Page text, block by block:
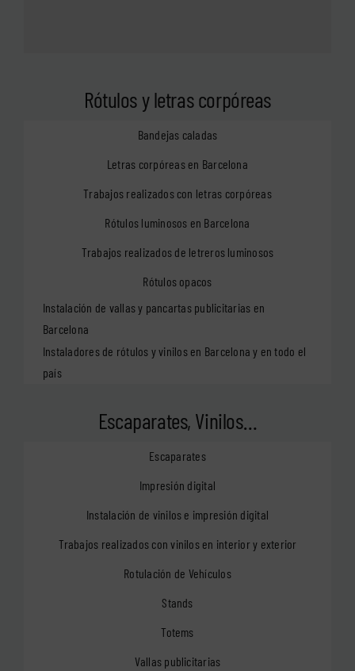
Rótulos y letras corpóreas
Bandejas caladas
Letras corpóreas en Barcelona
Trabajos realizados con letras corpóreas
Rótulos luminosos en Barcelona
Trabajos realizados de letreros luminosos
Rótulos opacos
Instalación de vallas y pancartas publicitarias en
Barcelona
Instaladores de rótulos y vinilos en Barcelona y en todo el
país
Escaparates, Vinilos…
Escaparates
Impresión digital
Instalación de vinilos e impresión digital
Trabajos realizados con vinilos en interior y exterior
Rotulación de Vehículos
Stands
Totems
Vallas publicitarias